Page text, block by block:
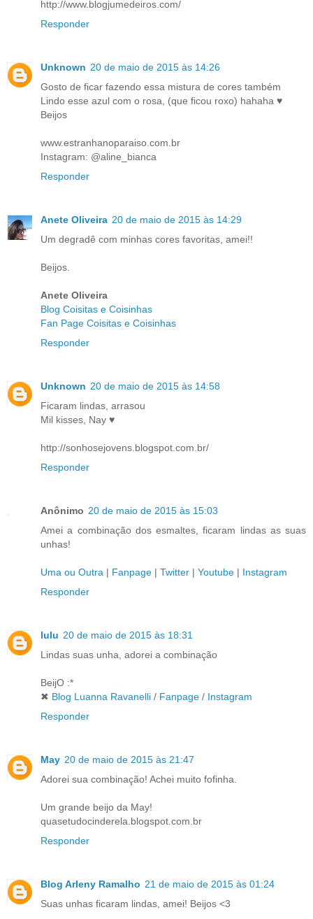
http://www.blogjumedeiros.com/
Responder
Unknown 20 de maio de 2015 às 14:26
Gosto de ficar fazendo essa mistura de cores também
Lindo esse azul com o rosa, (que ficou roxo) hahaha ♥
Beijos
www.estranhanoparaiso.com.br
Instagram: @aline_bianca
Responder
Anete Oliveira 20 de maio de 2015 às 14:29
Um degradê com minhas cores favoritas, amei!!
Beijos.
Anete Oliveira
Blog Coisitas e Coisinhas
Fan Page Coisitas e Coisinhas
Responder
Unknown 20 de maio de 2015 às 14:58
Ficaram lindas, arrasou
Mil kisses, Nay ♥
http://sonhosejovens.blogspot.com.br/
Responder
Anônimo 20 de maio de 2015 às 15:03
Amei a combinação dos esmaltes, ficaram lindas as suas
unhas!
Uma ou Outra | Fanpage | Twitter | Youtube | Instagram
Responder
lulu 20 de maio de 2015 às 18:31
Lindas suas unha, adorei a combinação
BeijO :*
✖ Blog Luanna Ravanelli / Fanpage / Instagram
Responder
May 20 de maio de 2015 às 21:47
Adorei sua combinação! Achei muito fofinha.
Um grande beijo da May!
quasetudocinderela.blogspot.com.br
Responder
Blog Arleny Ramalho 21 de maio de 2015 às 01:24
Suas unhas ficaram lindas, amei! Beijos <3